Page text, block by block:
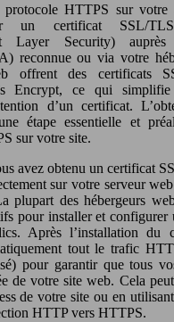
HTTPS sur votre
un certificat SSL/
Layer Security)
reconnue ou via votre
offrent des certificats
Encrypt, ce qui simplifie
d’un certificat.
étape essentielle et
sur votre site.
avez obtenu un certificat
sur votre serveur
plupart des hébergeurs
pour installer et
Après l’installation du
tout le trafic
pour garantir que tous
de votre site web. Cela
de votre site ou en
HTTP vers HTTPS.